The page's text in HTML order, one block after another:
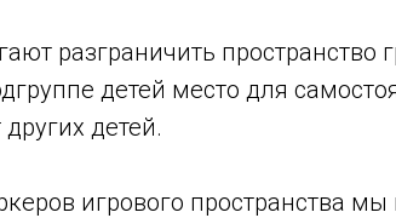
разграничить пространство
детей место для
детей.
игрового пространства